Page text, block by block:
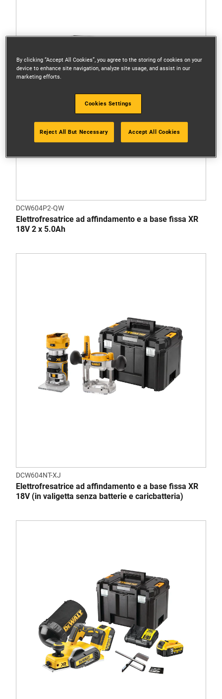
DCW604P2-QW
Elettrofresatrice ad affindamento e a base fissa XR
18V 2 x 5.0Ah
DCW604NT-XJ
Elettrofresatrice ad affindamento e a base fissa XR
18V (in valigetta senza batterie e caricbatteria)
By clicking “Accept All Cookies”, you agree to the storing of cookies on your
device to enhance site navigation, analyze site usage, and assist in our
marketing efforts.
Cookies Settings
Reject All But Necessary Accept All Cookies